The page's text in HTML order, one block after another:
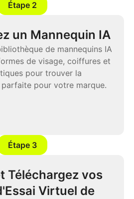
Étape 2
un Mannequin IA
de mannequins IA
de visage, coiffures et
pour trouver la
pour votre marque.
Étape 3
Téléchargez vos
Virtuel de